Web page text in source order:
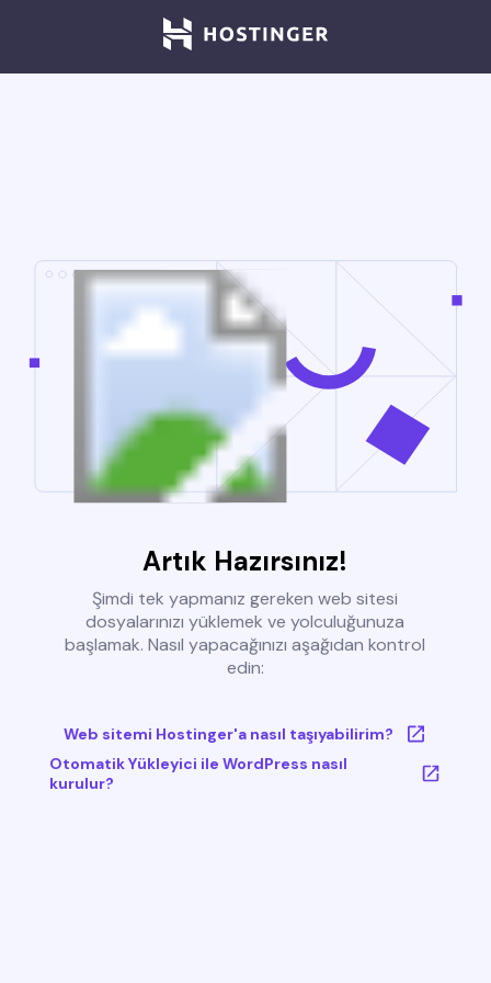
Artık Hazırsınız!
Şimdi tek yapmanız gereken web sitesi
dosyalarınızı yüklemek ve yolculuğunuza
başlamak. Nasıl yapacağınızı aşağıdan kontrol
edin:
Web sitemi Hostinger'a nasıl taşıyabilirim?
Otomatik Yükleyici ile WordPress nasıl
kurulur?